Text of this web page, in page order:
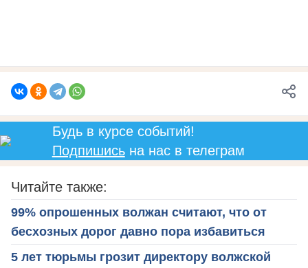
Будь в курсе событий!
Подпишисьна нас в телеграм
Читайте также:
99% опрошенных волжан считают, что от
бесхозных дорог давно пора избавиться
5 лет тюрьмы грозит директору волжской